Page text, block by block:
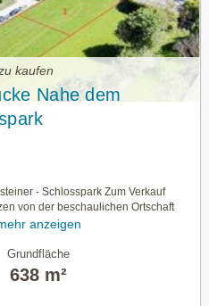
kaufen
Nahe dem
- Schlosspark Zum Verkauf
von der beschaulichen Ortschaft
anzeigen
Grundfläche
638 m²